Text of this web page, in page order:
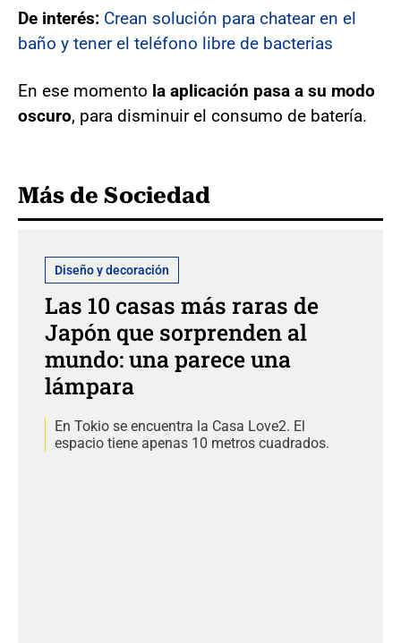
De interés: Crean solución para chatear en el
baño y tener el teléfono libre de bacterias
En ese momento la aplicación pasa a su modo
oscuro, para disminuir el consumo de batería.
Más de Sociedad
Diseño y decoración
Las 10 casas más raras de
Japón que sorprenden al
mundo: una parece una
lámpara
En Tokio se encuentra la Casa Love2. El
espacio tiene apenas 10 metros cuadrados.